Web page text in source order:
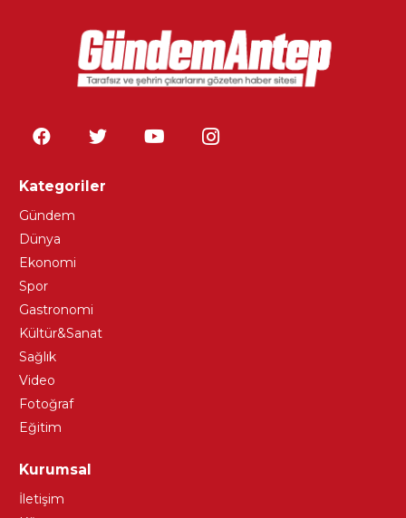
Kategoriler
Gündem
Dünya
Ekonomi
Spor
Gastronomi
Kültür&Sanat
Sağlık
Video
Fotoğraf
Eğitim
Kurumsal
İletişim